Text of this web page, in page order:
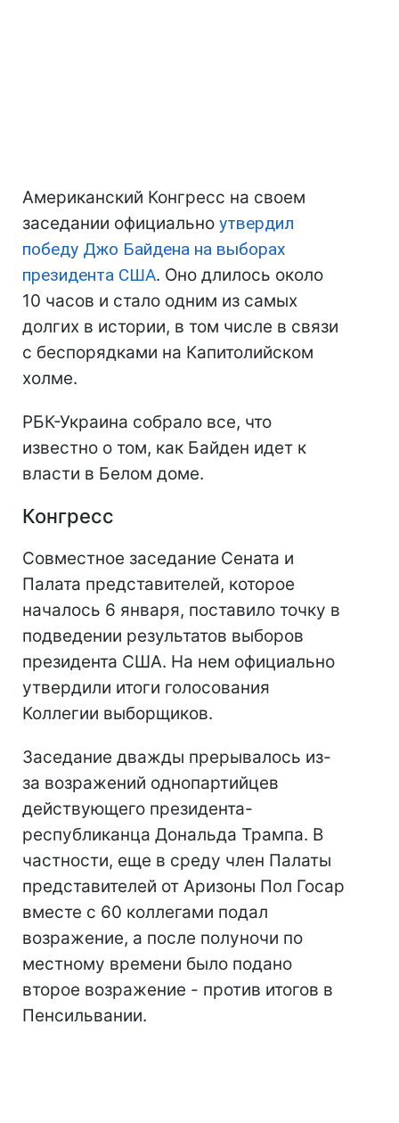
Американский Конгресс на своем
заседании официально утвердил
победу Джо Байдена на выборах
президента США. Оно длилось около
10 часов и стало одним из самых
долгих в истории, в том числе в связи
с беспорядками на Капитолийском
холме.
РБК-Украина собрало все, что
известно о том, как Байден идет к
власти в Белом доме.
Конгресс
Совместное заседание Сената и
Палата представителей, которое
началось 6 января, поставило точку в
подведении результатов выборов
президента США. На нем официально
утвердили итоги голосования
Коллегии выборщиков.
Заседание дважды прерывалось из-
за возражений однопартийцев
действующего президента-
республиканца Дональда Трампа. В
частности, еще в среду член Палаты
представителей от Аризоны Пол Госар
вместе с 60 коллегами подал
возражение, а после полуночи по
местному времени было подано
второе возражение - против итогов в
Пенсильвании.